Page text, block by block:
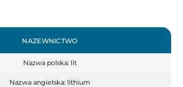
NAZEWNICTWO
Nazwa polska: lit
Nazwa angielska: lithium